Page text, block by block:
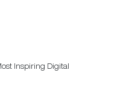
Inspiring Digital